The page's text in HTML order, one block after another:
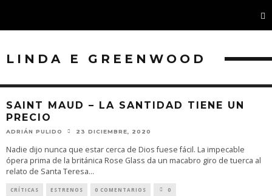
LINDA E GREENWOOD
SAINT MAUD – LA SANTIDAD TIENE UN
PRECIO
ADRIÁN PULIDO 23 DICIEMBRE, 2020
Nadie dijo nunca que estar cerca de Dios fuese fácil. La impecable
ópera prima de la británica Rose Glass da un macabro giro de tuerca al
relato de Santa Teresa...
CRÍTICAS ESTRENOS 0 COMENTARIOS 0